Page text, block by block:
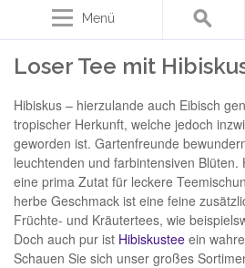
Menü
Loser Tee mit
Hibiskus – hierzulande auch Eibisch
tropischer Herkunft, welche jedoch
geworden ist. Gartenfreunde
leuchtenden und farbintensiven Blüten.
eine prima Zutat für leckere
herbe Geschmack ist eine feine
Früchte- und Kräutertees, wie
Doch auch pur ist Hibiskustee ein
Schauen Sie sich unser großes